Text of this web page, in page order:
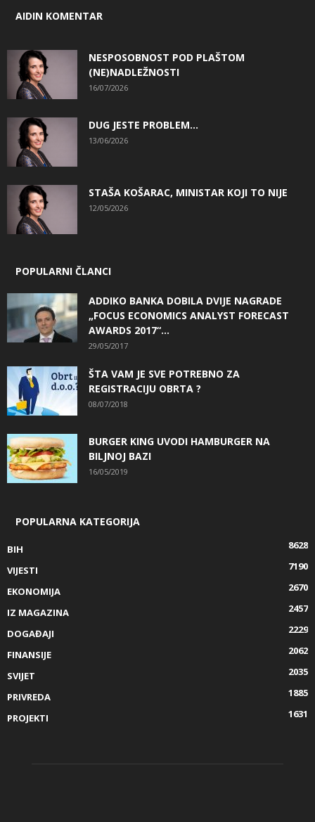
AIDIN KOMENTAR
NESPOSOBNOST POD PLAŠTOM
(NE)NADLEŽNOSTI
16/07/2026
DUG JESTE PROBLEM…
13/06/2026
STAŠA KOŠARAC, MINISTAR KOJI TO NIJE
12/05/2026
POPULARNI ČLANCI
ADDIKO BANKA DOBILA DVIJE NAGRADE
„FOCUS ECONOMICS ANALYST FORECAST
AWARDS 2017“...
29/05/2017
ŠTA VAM JE SVE POTREBNO ZA
REGISTRACIJU OBRTA ?
08/07/2018
BURGER KING UVODI HAMBURGER NA
BILJNOJ BAZI
16/05/2019
POPULARNA KATEGORIJA
BIH
8628
VIJESTI
7190
EKONOMIJA
2670
IZ MAGAZINA
2457
DOGAĐAJI
2229
FINANSIJE
2062
SVIJET
2035
PRIVREDA
1885
PROJEKTI
1631